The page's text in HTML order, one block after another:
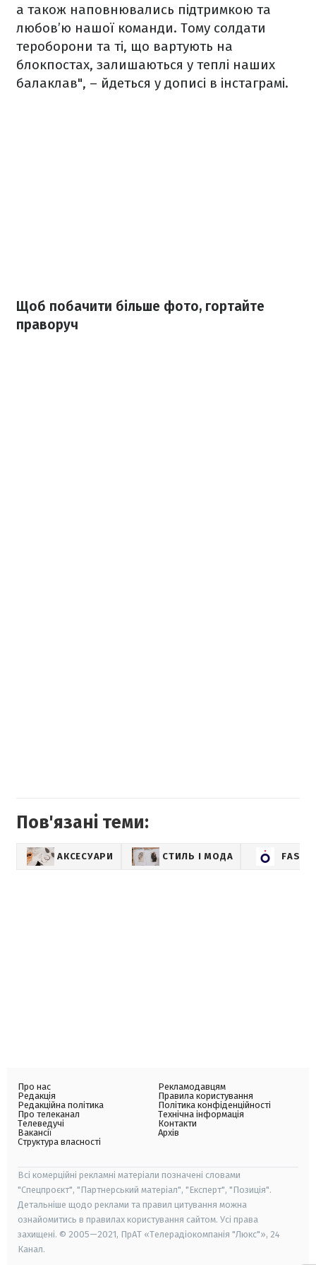
а також наповнювались підтримкою та
любов’ю нашої команди. Тому солдати
тероборони та ті, що вартують на
блокпостах, залишаються у теплі наших
балаклав", – йдеться у дописі в інстаграмі.
Щоб побачити більше фото, гортайте
праворуч
Пов'язані теми:
АКСЕСУАРИ СТИЛЬ І МОДА
Про нас
Редакція
Редакційна політика
Про телеканал
Телеведучі
Вакансії
Структура власності
Рекламодавцям
Правила користування
Політика конфіденційності
Технічна інформація
Контакти
Архів
Всі комерційні рекламні матеріали позначені словами
"Спецпроєкт", "Партнерський матеріал", "Експерт", "Позиція".
Детальніше щодо реклами та правил цитування можна
ознайомитись в правилах користування сайтом. Усі права
захищені. © 2005—2021, ПрАТ «Телерадіокомпанія "Люкс"», 24
Канал.